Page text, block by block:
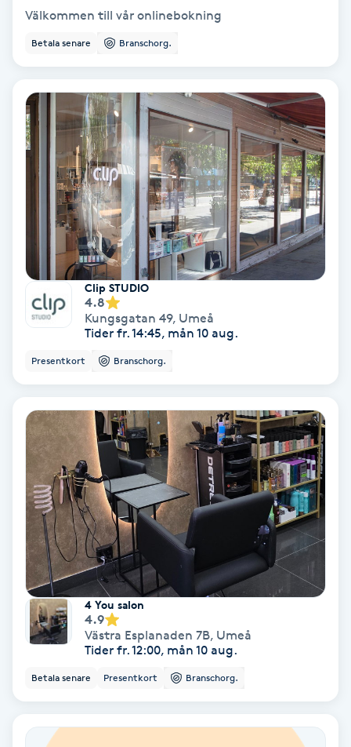
Extensions borttagning
Eyeliner-tatuering
Face framing
Faceliftmassage
Fet hårbotten
Fettreducering
Fibromassage
Fotmassage
Fotsvamp
Fotvård
Fransar
Fransborttagning
Fransfärgning
Fransförlängning
Fransförlängning Megavolym
Välkommen till vår onlinebokning
Betala senare Branschorg.
Clip STUDIO
4.8
Kungsgatan 49, Umeå
Tider fr. 14:45, mån 10 aug.
Presentkort Branschorg.
4 You salon
4.9
Västra Esplanaden 7B, Umeå
Tider fr. 12:00, mån 10 aug.
Betala senare Presentkort Branschorg.